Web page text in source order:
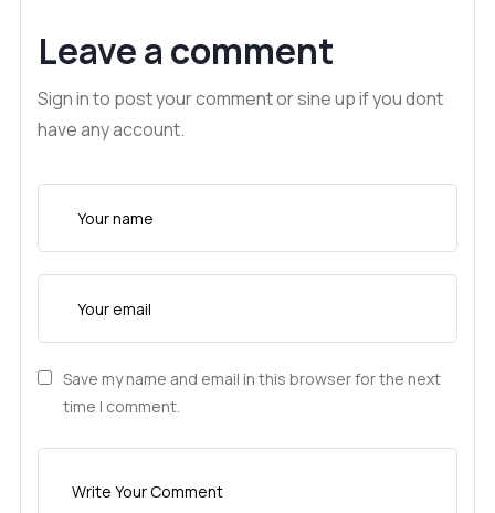
Leave a comment
Sign in to post your comment or sine up if you dont
have any account.
Save my name and email in this browser for the next
time I comment.